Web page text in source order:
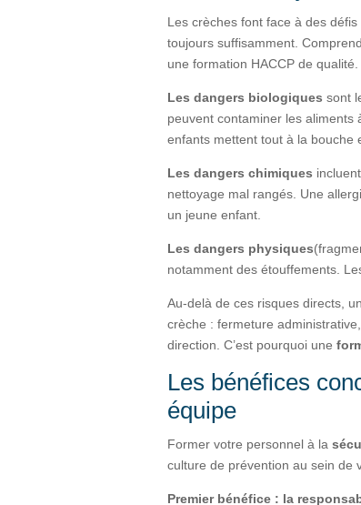
Les crèches font face à des
toujours suffisamment.
une formation HACCP de qualité.
Les dangers biologiquessont
peuvent contaminer les aliments
enfants mettent tout à la bouche
Les dangers chimiques
nettoyage mal rangés. Une
un jeune enfant.
Les dangers physiques
notamment des étouffements.
Au-delà de ces risques directs,
crèche : fermeture
direction. C’est pourquoi une
Les bénéfices
équipe
Former votre personnel à la
culture de prévention au sein de
Premier bénéfice : la